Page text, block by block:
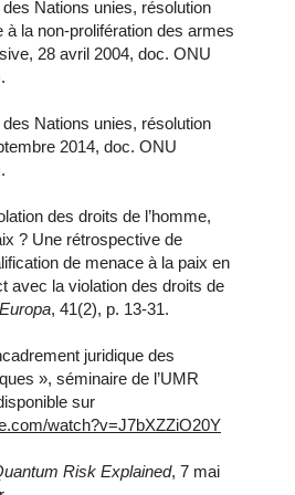
Nations unies, résolution
à la non-prolifération des armes
28 avril 2004, doc. ONU
Nations unies, résolution
2014, doc. ONU
des droits de l’homme,
? Une rétrospective de
de menace à la paix en
avec la violation des droits de
, 41(2), p. 13-31.
juridique des
», séminaire de l’UMR
sur
watch?v=J7bXZZiO20Y
Risk Explained, 7 mai